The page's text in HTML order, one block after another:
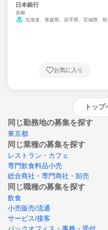
日本銀行
金融
北海道、青森県、岩手県、宮城県、秋
崎県、熊本県、大分県、宮崎県、鹿児島県
お気に入り
トッ
同じ勤務地の募集を探す
東京都
同じ業種の募集を探す
レストラン・カフェ
専門飲食料品小売
総合商社・専門商社・卸売
同じ職種の募集を探す
飲食
小売販売/流通
サービス/接客
バックオフィス・事務・受付